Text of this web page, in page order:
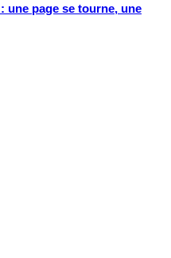
une page se tourne, une